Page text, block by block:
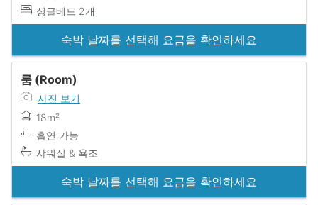
싱글베드 2개
숙박 날짜를 선택해 요금을 확인하세요
룸 (Room)
사진 보기
18m²
흡연 가능
샤워실 & 욕조
숙박 날짜를 선택해 요금을 확인하세요